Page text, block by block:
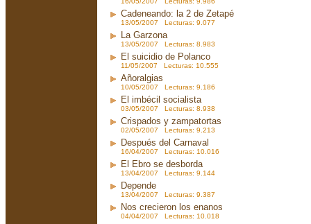
Cadeneando: la 2 de Zetapé
13/05/2007 Lecturas: 9.077
La Garzona
13/05/2007 Lecturas: 8.983
El suicidio de Polanco
11/05/2007 Lecturas: 10.555
Añoralgias
10/05/2007 Lecturas: 9.186
El imbécil socialista
03/05/2007 Lecturas: 8.938
Crispados y zampatortas
02/05/2007 Lecturas: 9.213
Después del Carnaval
16/04/2007 Lecturas: 10.016
El Ebro se desborda
13/04/2007 Lecturas: 9.144
Depende
13/04/2007 Lecturas: 9.387
Nos crecieron los enanos
04/04/2007 Lecturas: 10.018